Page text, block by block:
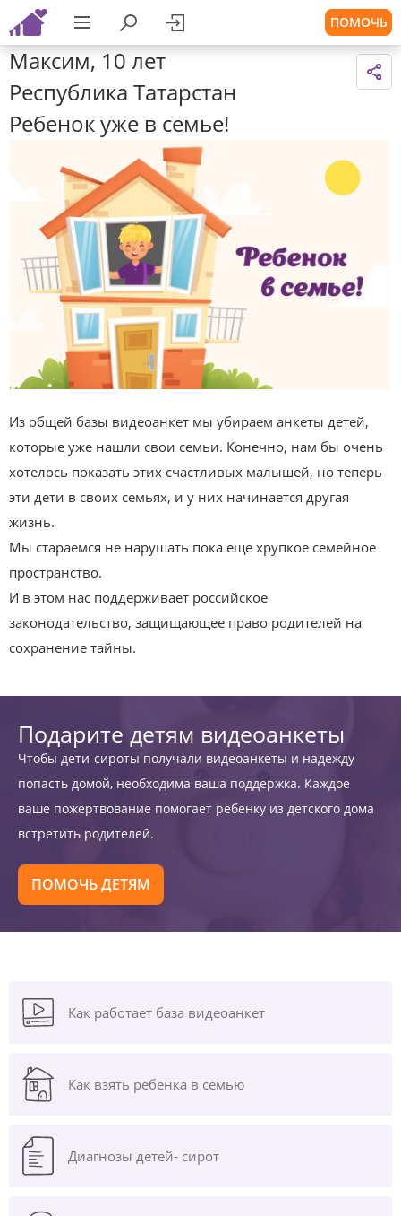
ПОМОЧЬ
Максим, 10 лет
Республика Татарстан
Ребенок уже в семье!
Из общей базы видеоанкет мы убираем анкеты детей,
которые уже нашли свои семьи. Конечно, нам бы очень
хотелось показать этих счастливых малышей, но теперь
эти дети в своих семьях, и у них начинается другая
жизнь.
Мы стараемся не нарушать пока еще хрупкое семейное
пространство.
И в этом нас поддерживает российское
законодательство, защищающее право родителей на
сохранение тайны.
Подарите детям видеоанкеты
Чтобы дети-сироты получали видеоанкеты и надежду
попасть домой, необходима ваша поддержка. Каждое
ваше пожертвование помогает ребенку из детского дома
встретить родителей.
ПОМОЧЬ ДЕТЯМ
Как работает база видеоанкет
Как взять ребенка в семью
Диагнозы детей- сирот